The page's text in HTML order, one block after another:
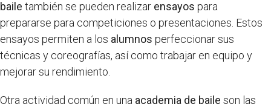
baile también se pueden realizar ensayos para
prepararse para competiciones o presentaciones. Estos
ensayos permiten a los alumnos perfeccionar sus
técnicas y coreografías, así como trabajar en equipo y
mejorar su rendimiento.
Otra actividad común en una academia de baile son las